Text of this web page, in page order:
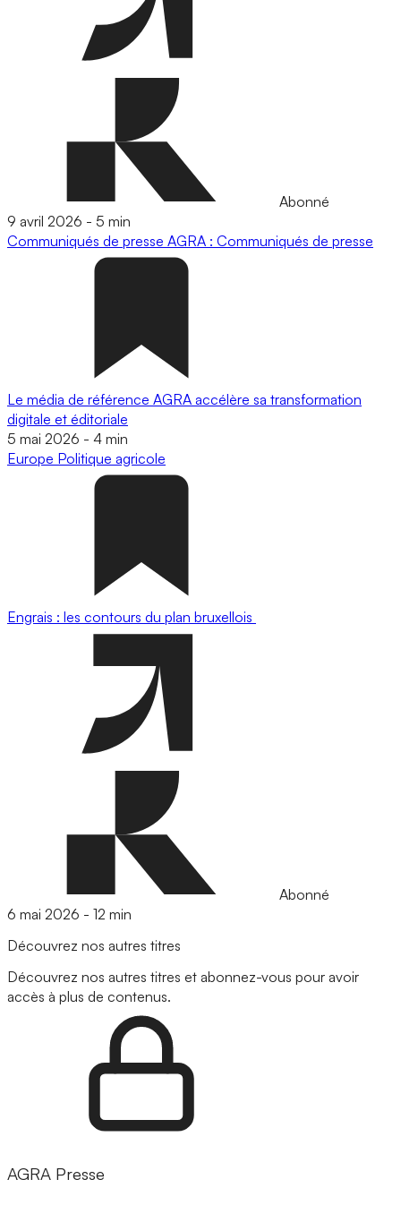
Abonné
9 avril 2026 - 5 min
Communiqués de presse AGRA : Communiqués de presse
Le média de référence AGRA accélère sa transformation
digitale et éditoriale
5 mai 2026 - 4 min
Europe Politique agricole
Engrais : les contours du plan bruxellois
Abonné
6 mai 2026 - 12 min
Découvrez nos autres titres
Découvrez nos autres titres et abonnez-vous pour avoir
accès à plus de contenus.
AGRA Presse